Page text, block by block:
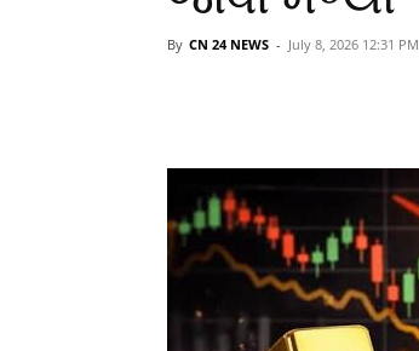
By CN 24 NEWS - July 8, 2026 12:31 PM